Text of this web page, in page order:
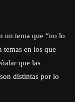
un tema que “no lo
temas en los que
que las
distintas por lo